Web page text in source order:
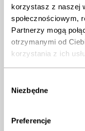
korzystasz z naszej
społecznościowym,
Partnerzy mogą
otrzymanymi od
korzystania z ich
zgody
Niezbędne
Preferencje
31
1 2 3 4